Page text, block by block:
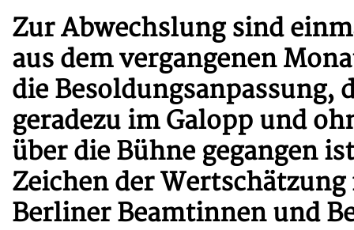
Zur Abwechslung sind
aus dem vergangenen
die
geradezu im Galopp und
über die Bühne gegangen
Zeichen der
Berliner Beamtinnen und